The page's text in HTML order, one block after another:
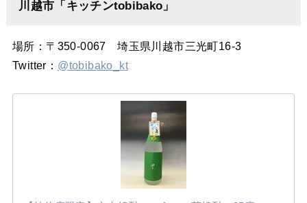
川越市「キッチンtobibako」
場所：〒350-0067 埼玉県川越市三光町16-3
Twitter： @tobibako_kt